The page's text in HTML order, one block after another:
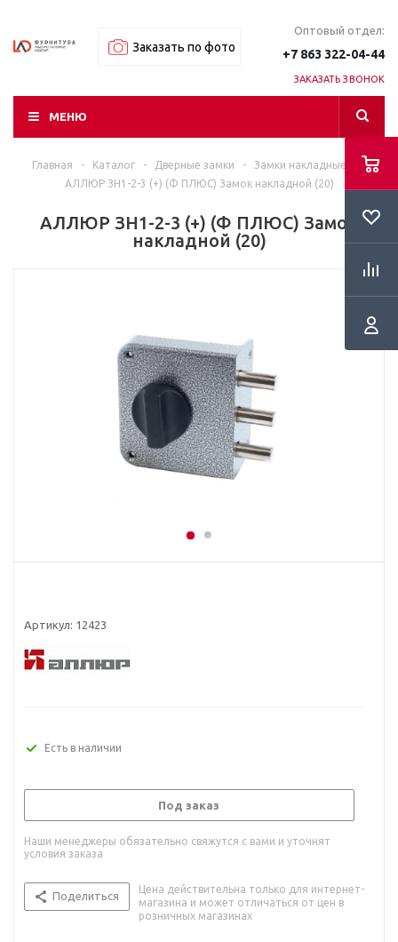
Заказать по фото
Оптовый отдел:
+7 863 322-04-44
ЗАКАЗАТЬ ЗВОНОК
МЕНЮ
Главная - Каталог - Дверные замки - Замки накладные
АЛЛЮР ЗН1-2-3 (+) (Ф ПЛЮС) Замок накладной (20)
АЛЛЮР ЗН1-2-3 (+) (Ф ПЛЮС) Замок
накладной (20)
Артикул: 12423
Есть в наличии
Под заказ
Наши менеджеры обязательно свяжутся с вами и уточнят
условия заказа
Поделиться
Цена действительна только для интернет-
магазина и может отличаться от цен в
розничных магазинах